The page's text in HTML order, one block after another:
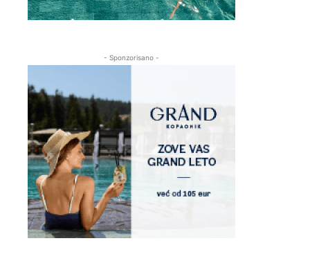
- Sponzorisano -